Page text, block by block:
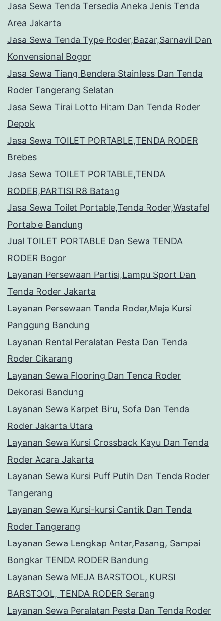
Jasa Sewa Tenda Tersedia Aneka Jenis Tenda
Area Jakarta
Jasa Sewa Tenda Type Roder,Bazar,Sarnavil Dan
Konvensional Bogor
Jasa Sewa Tiang Bendera Stainless Dan Tenda
Roder Tangerang Selatan
Jasa Sewa Tirai Lotto Hitam Dan Tenda Roder
Depok
Jasa Sewa TOILET PORTABLE,TENDA RODER
Brebes
Jasa Sewa TOILET PORTABLE,TENDA
RODER,PARTISI R8 Batang
Jasa Sewa Toilet Portable,Tenda Roder,Wastafel
Portable Bandung
Jual TOILET PORTABLE Dan Sewa TENDA
RODER Bogor
Layanan Persewaan Partisi,Lampu Sport Dan
Tenda Roder Jakarta
Layanan Persewaan Tenda Roder,Meja Kursi
Panggung Bandung
Layanan Rental Peralatan Pesta Dan Tenda
Roder Cikarang
Layanan Sewa Flooring Dan Tenda Roder
Dekorasi Bandung
Layanan Sewa Karpet Biru, Sofa Dan Tenda
Roder Jakarta Utara
Layanan Sewa Kursi Crossback Kayu Dan Tenda
Roder Acara Jakarta
Layanan Sewa Kursi Puff Putih Dan Tenda Roder
Tangerang
Layanan Sewa Kursi-kursi Cantik Dan Tenda
Roder Tangerang
Layanan Sewa Lengkap Antar,Pasang, Sampai
Bongkar TENDA RODER Bandung
Layanan Sewa MEJA BARSTOOL, KURSI
BARSTOOL, TENDA RODER Serang
Layanan Sewa Peralatan Pesta Dan Tenda Roder